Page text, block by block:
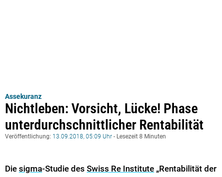
Assekuranz
Nichtleben: Vorsicht, Lücke! Phase
unterdurchschnittlicher Rentabilität
Veröffentlichung: 13.09.2018, 05:09 Uhr - Lesezeit 8 Minuten
Die sigma-Studie des Swiss Re Institute „Rentabilität der